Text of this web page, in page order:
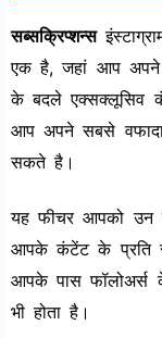
सब्सक्रिप्शन्स
एक है, जहां आप अपने
के बदले एक्सक्लूसिव
आप अपने सबसे
सकते है।
यह फीचर आपको उन
आपके कंटेंट के प्रति
आपके पास
भी होता है।